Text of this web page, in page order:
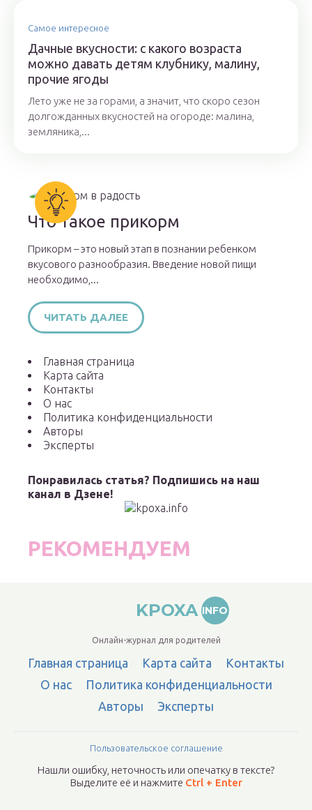
Самое интересное
Дачные вкусности: с какого возраста
можно давать детям клубнику, малину,
прочие ягоды
Лето уже не за горами, а значит, что скоро сезон
долгожданных вкусностей на огороде: малина,
земляника,...
Что такое прикорм
Прикорм – это новый этап в познании ребенком
вкусового разнообразия. Введение новой пищи
необходимо,...
ЧИТАТЬ ДАЛЕЕ
Главная страница
Карта сайта
Контакты
О нас
Политика конфиденциальности
Авторы
Эксперты
Понравилась статья? Подпишись на наш
канал в Дзене!
РЕКОМЕНДУЕМ
KPOXA INFO
Онлайн-журнал для родителей
Главная страница Карта сайта
Контакты
О нас
Политика конфиденциальности
Авторы
Эксперты
Пользовательское соглашение
Нашли ошибку, неточность или опечатку в тексте?
Выделите её и нажмите Ctrl + Enter